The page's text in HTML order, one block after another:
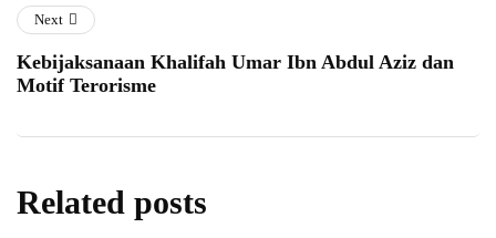
Next
Kebijaksanaan Khalifah Umar Ibn Abdul Aziz dan
Motif Terorisme
Related posts